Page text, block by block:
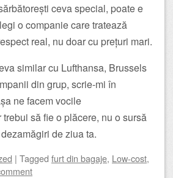
ceva special, poate e
o companie care tratează
real, nu doar cu prețuri mari.
similar cu Lufthansa, Brussels
din grup, scrie-mi în
ne facem vocile
să fie o plăcere, nu o sursă
de ziua ta.
| Tagged furt din bagaje, Low-cost,